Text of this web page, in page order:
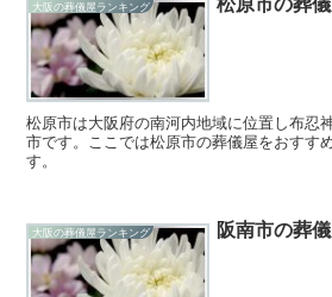
大阪の葬儀屋ランキング
松原市は大阪府の南河内地域に位置し布忍
市です。ここでは松原市の葬儀屋をおすす
す。
大阪の葬儀屋ランキング 阪南市の葬